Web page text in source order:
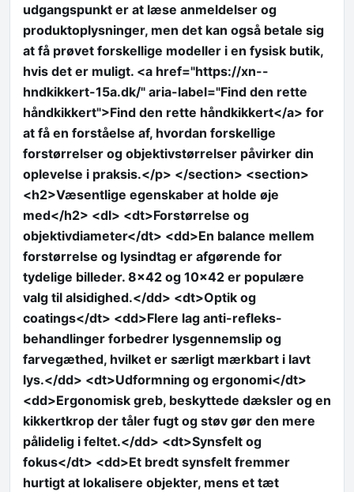
udgangspunkt er at læse anmeldelser og
produktoplysninger, men det kan også betale sig
at få prøvet forskellige modeller i en fysisk butik,
hvis det er muligt. <a href="https://xn--
hndkikkert-15a.dk/" aria-label="Find den rette
håndkikkert">Find den rette håndkikkert</a> for
at få en forståelse af, hvordan forskellige
forstørrelser og objektivstørrelser påvirker din
oplevelse i praksis.</p> </section> <section>
<h2>Væsentlige egenskaber at holde øje
med</h2> <dl> <dt>Forstørrelse og
objektivdiameter</dt> <dd>En balance mellem
forstørrelse og lysindtag er afgørende for
tydelige billeder. 8×42 og 10×42 er populære
valg til alsidighed.</dd> <dt>Optik og
coatings</dt> <dd>Flere lag anti-refleks-
behandlinger forbedrer lysgennemslip og
farvegæthed, hvilket er særligt mærkbart i lavt
lys.</dd> <dt>Udformning og ergonomi</dt>
<dd>Ergonomisk greb, beskyttede dæksler og en
kikkertkrop der tåler fugt og støv gør den mere
pålidelig i feltet.</dd> <dt>Synsfelt og
fokus</dt> <dd>Et bredt synsfelt fremmer
hurtigt at lokalisere objekter, mens et tæt